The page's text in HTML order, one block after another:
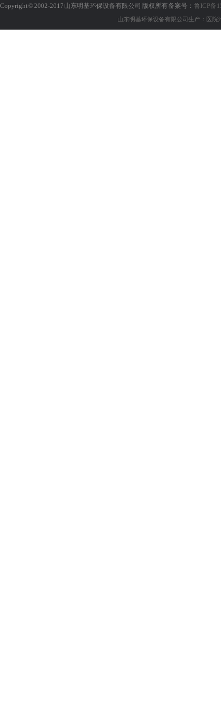
Copyright © 2002-2017 山东明基环保设备有限公司 版权所有 备案号：鲁ICP备
山东明基环保设备有限公司生产：医